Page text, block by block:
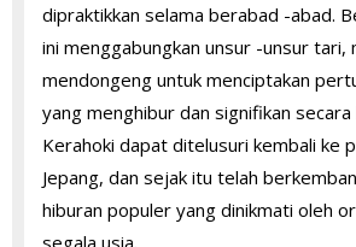
dipraktikkan selama berabad -abad.
ini menggabungkan unsur -unsur tari,
mendongeng untuk menciptakan
yang menghibur dan signifikan secara
Kerahoki dapat ditelusuri kembali ke
Jepang, dan sejak itu telah
hiburan populer yang dinikmati oleh
segala usia.